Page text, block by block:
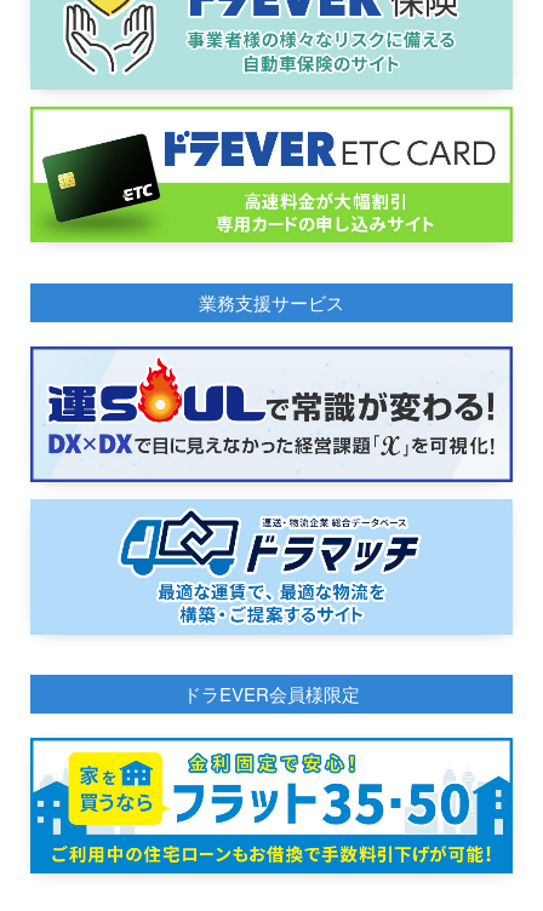
業務支援サービス
ドラEVER会員様限定